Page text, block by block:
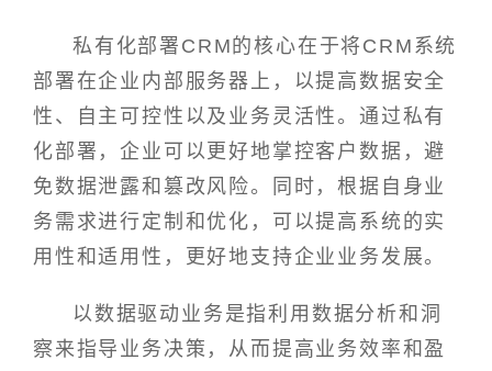
私有化部署CRM的核心在于将CRM系统
部署在企业内部服务器上，以提高数据安全
性、自主可控性以及业务灵活性。通过私有
化部署，企业可以更好地掌控客户数据，避
免数据泄露和篡改风险。同时，根据自身业
务需求进行定制和优化，可以提高系统的实
用性和适用性，更好地支持企业业务发展。
以数据驱动业务是指利用数据分析和洞
察来指导业务决策，从而提高业务效率和盈